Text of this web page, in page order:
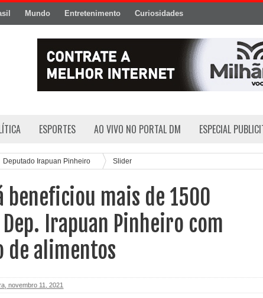
Mundo Entretenimento Curiosidades
ESPORTES AO VIVO NO PORTAL DM ESPECIAL
Deputado Irapuan Pinheiro Slider
beneficiou mais de 1500
Irapuan Pinheiro com
alimentos
novembro 11, 2021